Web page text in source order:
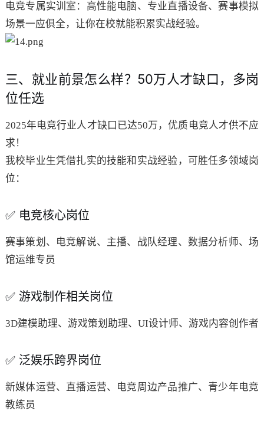
电竞专属实训室：高性能电脑、专业直播设备、赛事模拟
场景一应俱全，让你在校就能积累实战经验。
三、就业前景怎么样？50万人才缺口，多岗
位任选
2025年电竞行业人才缺口已达50万，优质电竞人才供不应
求！
我校毕业生凭借扎实的技能和实战经验，可胜任多领域岗
位：
✅ 电竞核心岗位
赛事策划、电竞解说、主播、战队经理、数据分析师、场
馆运维专员
✅ 游戏制作相关岗位
3D建模助理、游戏策划助理、UI设计师、游戏内容创作者
✅ 泛娱乐跨界岗位
新媒体运营、直播运营、电竞周边产品推广、青少年电竞
教练员